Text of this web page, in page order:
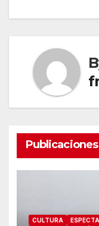
CULTURA